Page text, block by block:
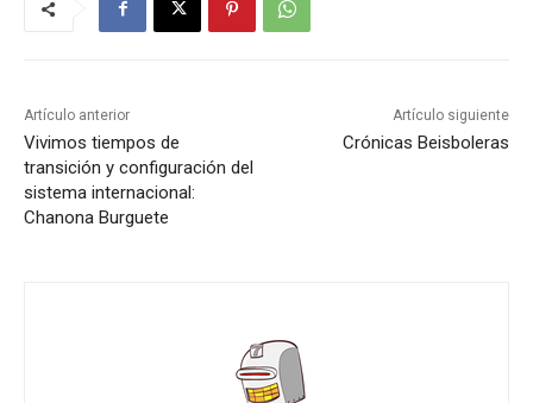
Artículo anterior
Vivimos tiempos de
transición y configuración del
sistema internacional:
Chanona Burguete
Artículo siguiente
Crónicas Beisboleras